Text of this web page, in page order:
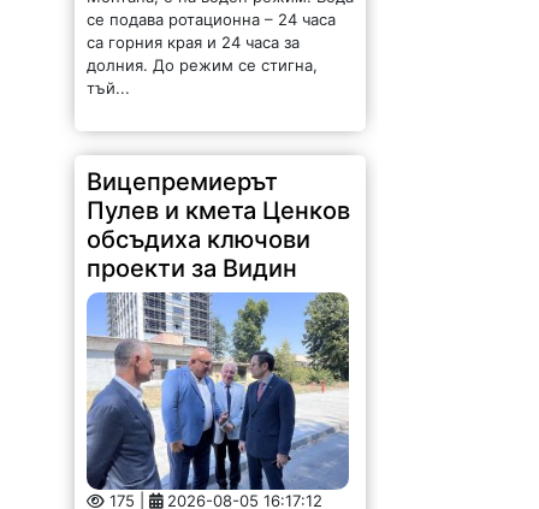
се подава ротационна – 24 часа
са горния края и 24 часа за
долния. До режим се стигна,
тъй...
Вицепремиерът
Пулев и кмета Ценков
обсъдиха ключови
проекти за Видин
175 | 2026-08-05 16:17:12